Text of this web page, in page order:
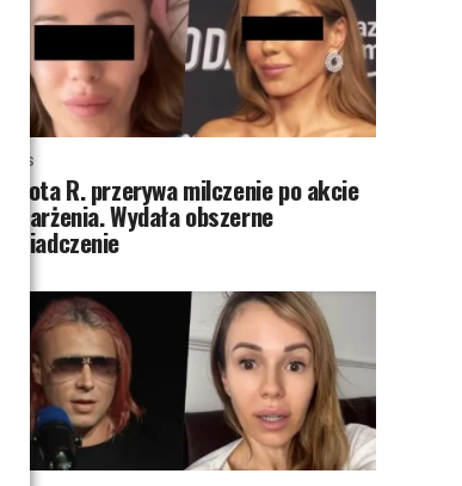
NEWS
Dorota R. przerywa milczenie po akcie
oskarżenia. Wydała obszerne
oświadczenie